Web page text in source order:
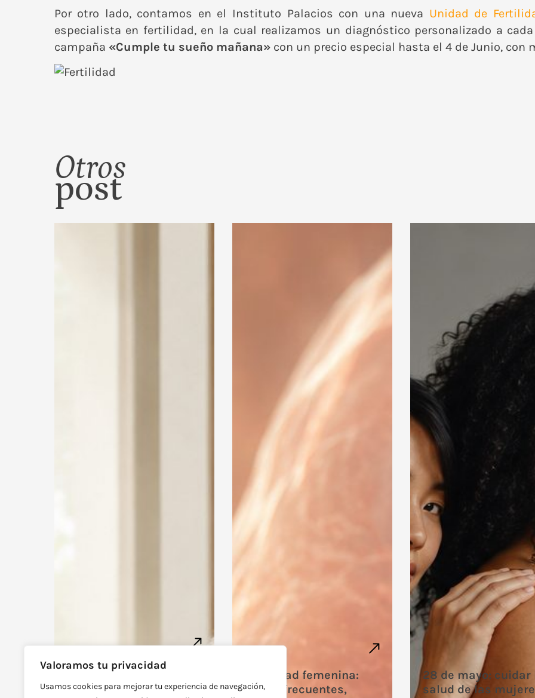
Valoramos tu privacidad
Usamos cookies para mejorar tu experiencia de navegación,
Por otro lado, contamos en el Instituto Palacios con una nueva Unidad de
especialista en fertilidad, en la cual realizamos un diagnóstico personalizado a
campaña «Cumple tu sueño mañana»con un precio especial hasta el 4 de Junio, con
Otros
post
Síntomas de la
perimenopausia: cómo
Fertilidad femenina:
dudas frecuentes,
28 de mayo: cuidar
salud de las